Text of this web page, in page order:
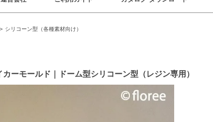
> シリコーン型（各種素材向け）
ーモールド｜ドーム型シリコーン型（レジン専用）